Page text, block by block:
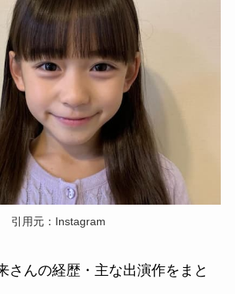
引用元：Instagram
さんの経歴・主な出演作をまと